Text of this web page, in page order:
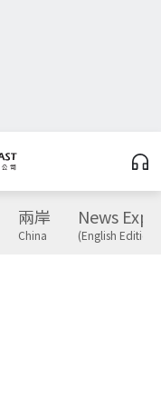
兩岸
China
News
(English Edition)